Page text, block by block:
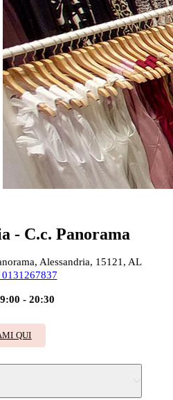
- C.c. Panorama
Alessandria, 15121, AL
0131267837
- 20:30
QUI